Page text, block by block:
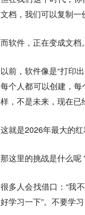
文档，我们可以复制一
而软件，正在变成文档。
以前，软件像是“打印
每个人都可以创建，
样，不是未来，现在已
这就是2026年最大的
那这里的挑战是什么
很多人会找借口：“我
好学习一下”。不要学